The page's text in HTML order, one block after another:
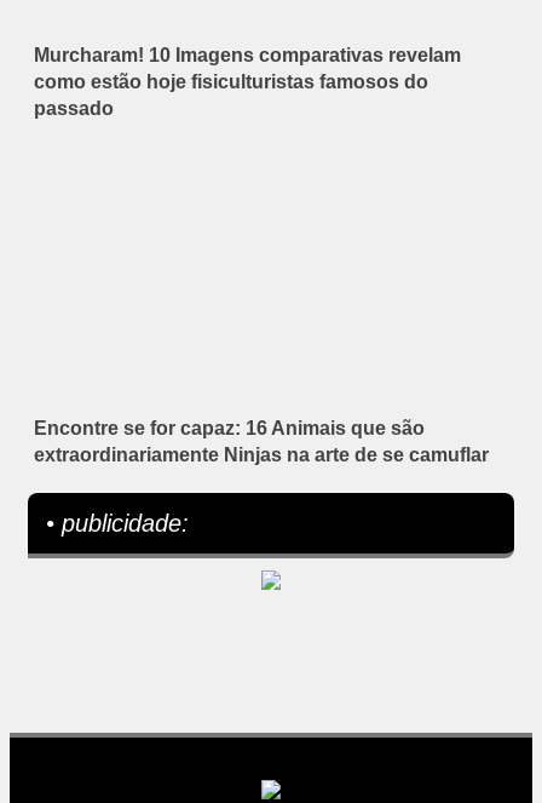
Murcharam! 10 Imagens comparativas revelam
como estão hoje fisiculturistas famosos do
passado
Encontre se for capaz: 16 Animais que são
extraordinariamente Ninjas na arte de se camuflar
• publicidade: